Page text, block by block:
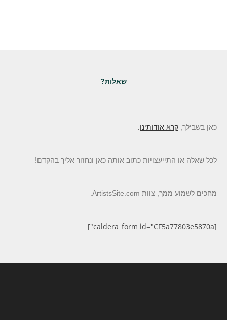
שאלות?
כאן בשבילך, קרא אודותינו
לכל שאלה או התייעצויות כתוב אותה כאן ונחזור אליך בהקדם!
מחכים לשמוע ממך, צוות ArtistsSite.com.
[caldera_form id="CF5a77803e5870a"]